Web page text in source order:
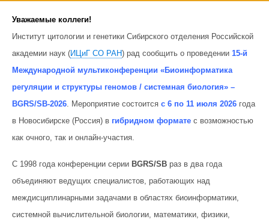
Уважаемые коллеги!
Институт цитологии и генетики Сибирского отделения Российской
академии наук (ИЦиГ СО РАН) рад сообщить о проведении 15-й
Международной мультиконференции «Биоинформатика
регуляции и структуры геномов / системная биология» –
BGRS/SB-2026. Мероприятие состоится с 6 по 11 июля 2026 года
в Новосибирске (Россия) в гибридном формате с возможностью
как очного, так и онлайн-участия.
С 1998 года конференции серии BGRS/SB раз в два года
объединяют ведущих специалистов, работающих над
междисциплинарными задачами в областях биоинформатики,
системной вычислительной биологии, математики, физики,